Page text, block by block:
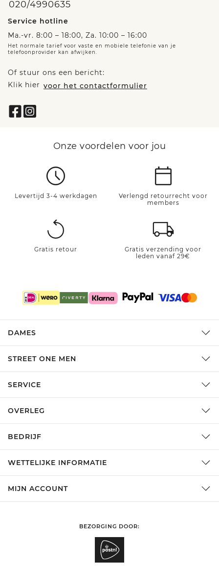
020/4990635
Service hotline
Ma.-vr. 8:00 – 18:00, Za. 10:00 – 16:00
Het normale tarief voor vaste en mobiele telefonie van je
telefoonprovider kan afwijken.
Of stuur ons een bericht:
Klik hier voor het contactformulier
Onze voordelen voor jou
Levertijd 3-4 werkdagen
Verlengd retourrecht voor
members
Gratis retour
Gratis verzending voor
leden vanaf 29€
DAMES
STREET ONE MEN
SERVICE
OVERLEG
BEDRIJF
WETTELIJKE INFORMATIE
MIJN ACCOUNT
BEZORGING DOOR: